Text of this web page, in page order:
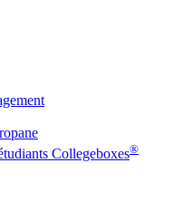
Collegeboxes®